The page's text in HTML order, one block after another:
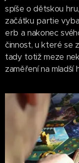
spíše o dětskou
začátku partie
erb a nakonec
činnost, u které se
tady totiž meze
zaměření na mladší